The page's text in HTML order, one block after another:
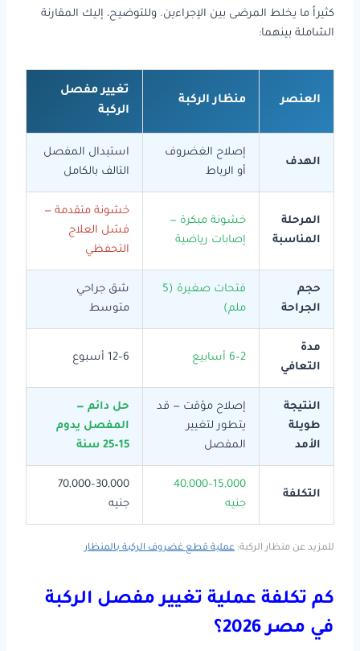
كثيراً ما يخلط المرضى بين الإجراءين. وللتوضيح، إليك المقارنة
الشاملة بينهما:
العنصر منظار الركبة
تغيير مفصل
الركبة
الهدف
إصلاح الغضروف
أو الرباط
استبدال المفصل
التالف بالكامل
المرحلة
المناسبة
خشونة مبكرة —
إصابات رياضية
خشونة متقدمة —
فشل العلاج
التحفظي
حجم
الجراحة
فتحات صغيرة (5
ملم)
شق جراحي
متوسط
مدة
التعافي
2–6 أسابيع 6–12 أسبوع
النتيجة
طويلة
الأمد
إصلاح مؤقت — قد
يتطور لتغيير
المفصل
حل دائم —
المفصل يدوم
15–25 سنة
التكلفة
15,000–40,000
جنيه
30,000–70,000
جنيه
للمزيد عن منظار الركبة: عملية قطع غضروف الركبة بالمنظار
كم تكلفة عملية تغيير مفصل الركبة
في مصر 2026؟